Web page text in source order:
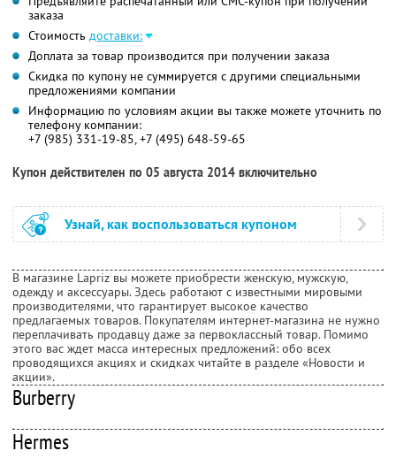
заказа
Стоимость доставки:
Доплата за товар производится при получении заказа
Скидка по купону не суммируется с другими специальными
предложениями компании
Информацию по условиям акции вы также можете уточнить по
телефону компании:
+7 (985) 331-19-85, +7 (495) 648-59-65
Купон действителен по 05 августа 2014 включительно
Узнай, как воспользоваться купоном
В магазине Lapriz вы можете приобрести женскую, мужскую,
одежду и аксессуары. Здесь работают с известными мировыми
производителями, что гарантирует высокое качество
предлагаемых товаров. Покупателям интернет-магазина не нужно
переплачивать продавцу даже за первоклассный товар. Помимо
этого вас ждет масса интересных предложений: обо всех
проводящихся акциях и скидках читайте в разделе «Новости и
акции».
Burberry
Hermes